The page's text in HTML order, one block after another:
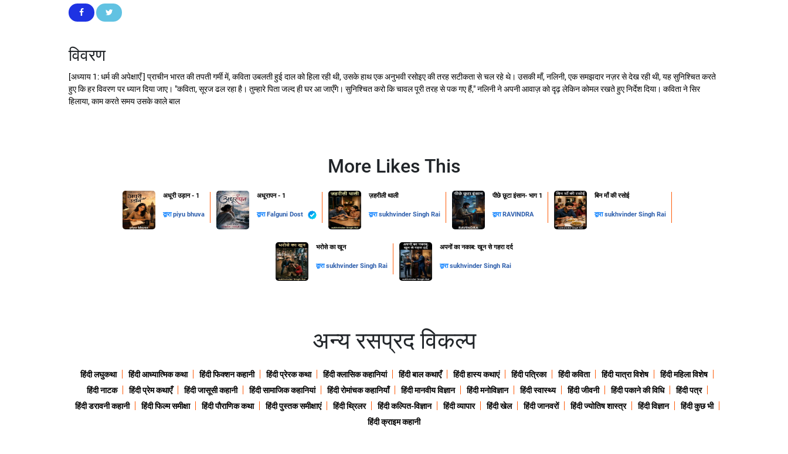
विवरण
[अध्याय 1: धर्म की अपेक्षाएँ ] प्राचीन भारत की तपती गर्मी में, कविता उबलती हुई दाल को हिला रही थी, उसके हाथ एक अनुभवी रसोइए की तरह सटीकता से चल रहे थे। उसकी माँ, नलिनी, एक समझदार नज़र से देख रही थी, यह सुनिश्चित करते
हुए कि हर विवरण पर ध्यान दिया जाए। "कविता, सूरज ढल रहा है। तुम्हारे पिता जल्द ही घर आ जाएँगे। सुनिश्चित करो कि चावल पूरी तरह से पक गए हैं," नलिनी ने अपनी आवाज़ को दृढ़ लेकिन कोमल रखते हुए निर्देश दिया। कविता ने सिर
हिलाया, काम करते समय उसके काले बाल
More Likes This
अधूरी उड़ान - 1
द्वाराpiyu bhuva
अधूरापन - 1
द्वारा Falguni Dost
ज़हरीली थाली
द्वाराsukhvinder Singh Rai
पीछे छूटा इंसान- भाग 1
द्वारा RAVINDRA
​बिन माँ की रसोई
द्वाराsukhvinder Singh Rai
​भरोसे का खून
द्वाराsukhvinder Singh Rai
अपनों का नकाब: खून से गहरा दर्द
द्वाराsukhvinder Singh Rai
अन्य रसप्रद विकल्प
हिंदी लघुकथा हिंदी आध्यात्मिक कथा हिंदी फिक्शन कहानी हिंदी प्रेरक कथा हिंदी क्लासिक कहानियां हिंदी बाल कथाएँ हिंदी हास्य कथाएं हिंदी पत्रिका हिंदी कविता हिंदी यात्रा विशेष
हिंदी महिला विशेष
हिंदी नाटक
हिंदी प्रेम कथाएँ हिंदी जासूसी कहानी हिंदी सामाजिक कहानियां हिंदी रोमांचक कहानियाँ हिंदी मानवीय विज्ञान हिंदी मनोविज्ञान हिंदी स्वास्थ्य हिंदी जीवनी हिंदी पकाने की विधि
हिंदी पत्र
हिंदी डरावनी कहानी
हिंदी फिल्म समीक्षा हिंदी पौराणिक कथा हिंदी पुस्तक समीक्षाएं हिंदी थ्रिलर हिंदी कल्पित-विज्ञान हिंदी व्यापार हिंदी खेल हिंदी जानवरों हिंदी ज्योतिष शास्त्र हिंदी विज्ञान
हिंदी कुछ भी
हिंदी क्राइम कहानी